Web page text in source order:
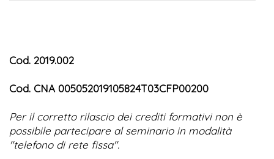
Cod. 2019.002
Cod. CNA 005052019105824T03CFP00200
Per il corretto rilascio dei crediti formativi non è
possibile partecipare al seminario in modalità
"telefono di rete fissa".